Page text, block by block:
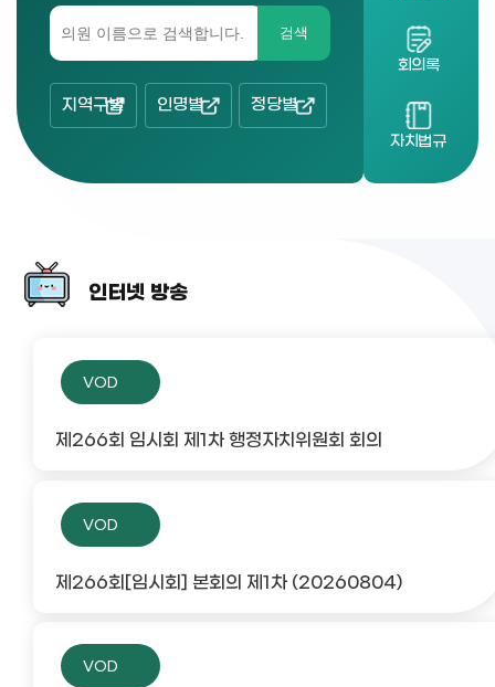
검색
지역구별 인명별 정당별
회의록
자치법규
인터넷 방송
VOD
제266회 임시회 제1차 행정자치위원회 회의
VOD
제266회[임시회] 본회의 제1차 (20260804)
VOD